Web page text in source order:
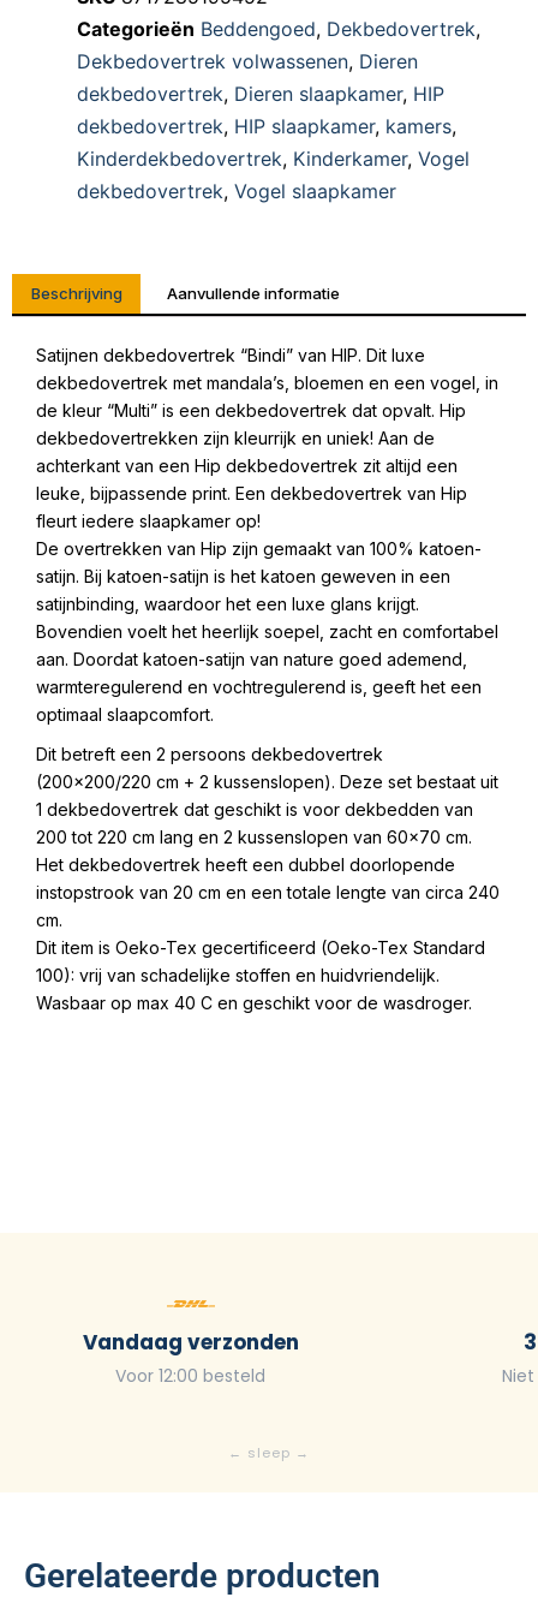
Categorieën Beddengoed, Dekbedovertrek,
Dekbedovertrek volwassenen, Dieren
dekbedovertrek, Dieren slaapkamer, HIP
dekbedovertrek, HIP slaapkamer, kamers,
Kinderdekbedovertrek, Kinderkamer, Vogel
dekbedovertrek, Vogel slaapkamer
Beschrijving Aanvullende informatie
Satijnen dekbedovertrek “Bindi” van HIP. Dit luxe
dekbedovertrek met mandala’s, bloemen en een vogel, in
de kleur “Multi” is een dekbedovertrek dat opvalt. Hip
dekbedovertrekken zijn kleurrijk en uniek! Aan de
achterkant van een Hip dekbedovertrek zit altijd een
leuke, bijpassende print. Een dekbedovertrek van Hip
fleurt iedere slaapkamer op!
De overtrekken van Hip zijn gemaakt van 100% katoen-
satijn. Bij katoen-satijn is het katoen geweven in een
satijnbinding, waardoor het een luxe glans krijgt.
Bovendien voelt het heerlijk soepel, zacht en comfortabel
aan. Doordat katoen-satijn van nature goed ademend,
warmteregulerend en vochtregulerend is, geeft het een
optimaal slaapcomfort.
Dit betreft een 2 persoons dekbedovertrek
(200×200/220 cm + 2 kussenslopen). Deze set bestaat uit
1 dekbedovertrek dat geschikt is voor dekbedden van
200 tot 220 cm lang en 2 kussenslopen van 60×70 cm.
Het dekbedovertrek heeft een dubbel doorlopende
instopstrook van 20 cm en een totale lengte van circa 240
cm.
Dit item is Oeko-Tex gecertificeerd (Oeko-Tex Standard
100): vrij van schadelijke stoffen en huidvriendelijk.
Wasbaar op max 40 C en geschikt voor de wasdroger.
Vandaag verzonden
Voor 12:00 besteld
Gerelateerde producten